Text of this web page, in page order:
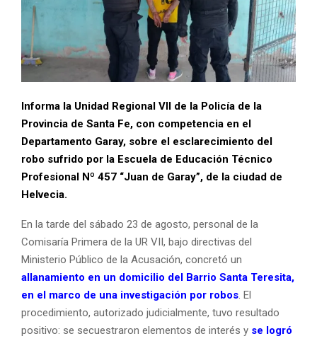
Informa la Unidad Regional VII de la Policía de la
Provincia de Santa Fe, con competencia en el
Departamento Garay, sobre el esclarecimiento del
robo sufrido por la Escuela de Educación Técnico
Profesional Nº 457 “Juan de Garay”, de la ciudad de
Helvecia.
En la tarde del sábado 23 de agosto, personal de la
Comisaría Primera de la UR VII, bajo directivas del
Ministerio Público de la Acusación, concretó un
allanamiento en un domicilio del Barrio Santa Teresita,
en el marco de una investigación por robos. El
procedimiento, autorizado judicialmente, tuvo resultado
positivo: se secuestraron elementos de interés y se logró